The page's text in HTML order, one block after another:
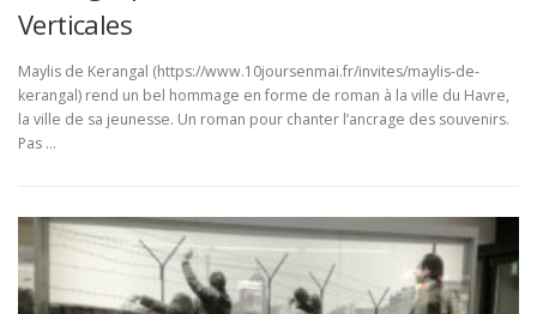
Verticales
Maylis de Kerangal (https://www.10joursenmai.fr/invites/maylis-de-
kerangal) rend un bel hommage en forme de roman à la ville du Havre,
la ville de sa jeunesse. Un roman pour chanter l’ancrage des souvenirs.
Pas …